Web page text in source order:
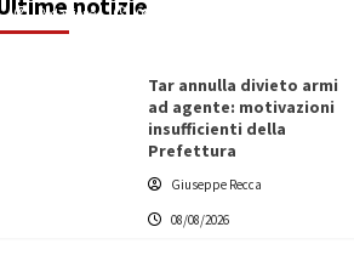
Redazione 08/08/2026
Tar annulla divieto armi
ad agente: motivazioni
insufficienti della
Prefettura
Giuseppe Recca
08/08/2026